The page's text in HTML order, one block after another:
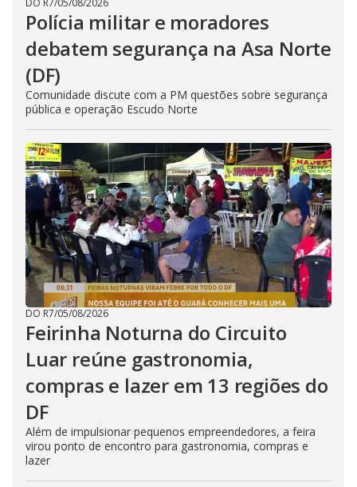
DO R7/05/08/2026
Polícia militar e moradores
debatem segurança na Asa Norte
(DF)
Comunidade discute com a PM questões sobre segurança
pública e operação Escudo Norte
DO R7/05/08/2026
Feirinha Noturna do Circuito
Luar reúne gastronomia,
compras e lazer em 13 regiões do
DF
Além de impulsionar pequenos empreendedores, a feira
virou ponto de encontro para gastronomia, compras e
lazer